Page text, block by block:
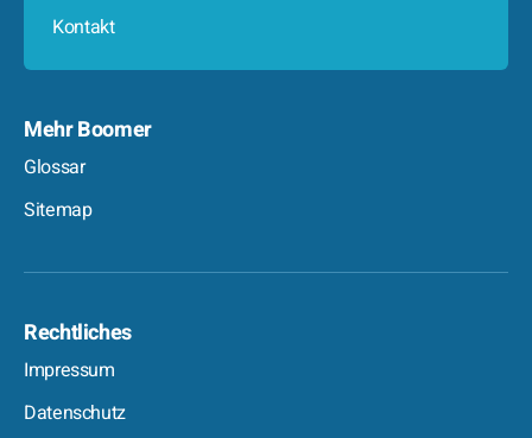
Kontakt
Mehr Boomer
Glossar
Sitemap
Rechtliches
Impressum
Datenschutz